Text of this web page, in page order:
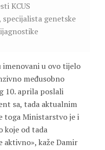
KCUS
specijalista genetske
imenovani u ovo tijelo
međusobno
10. aprila poslali
sa, tada aktualnim
toga Ministarstvo je i
koje od tada
aktivno», kaže Damir